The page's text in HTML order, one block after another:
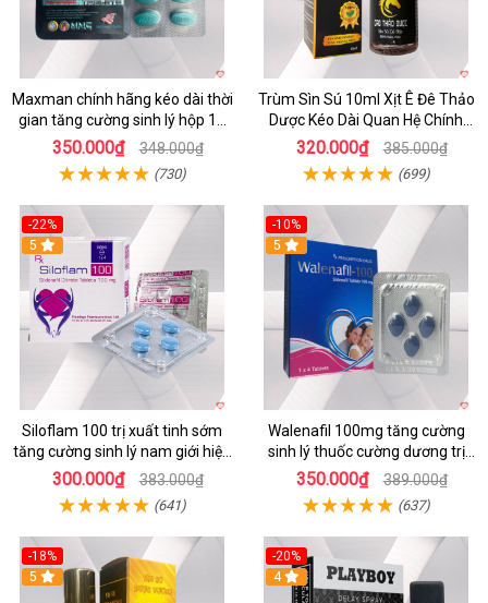
Maxman chính hãng kéo dài thời
gian tăng cường sinh lý hộp 10
viên
350.000₫ 348.000₫
(730)
Trùm Sìn Sú 10ml Xịt Ê Đê Thảo
Dược Kéo Dài Quan Hệ Chính
Hãng
320.000₫ 385.000₫
(699)
-22%
5
Siloflam 100 trị xuất tinh sớm
tăng cường sinh lý nam giới hiệu
quả
300.000₫ 383.000₫
(641)
-10%
5
Walenafil 100mg tăng cường
sinh lý thuốc cường dương trị
xuất tinh sớm kéo dài
350.000₫ 389.000₫
(637)
-18%
5
-20%
4